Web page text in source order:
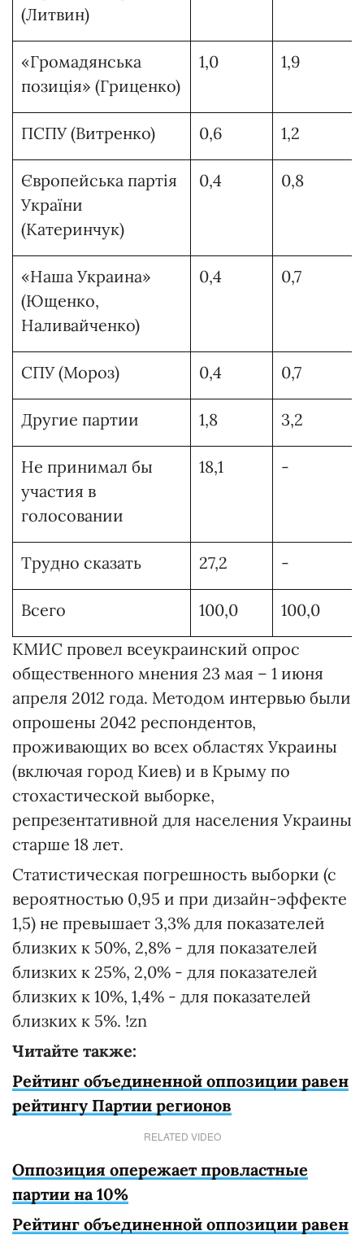
(Литвин)
«Громадянська
позицiя» (Гриценко)
1,0 1,9
ПСПУ (Витренко) 0,6 1,2
Європейська партiя
України
(Катеринчук)
0,4 0,8
«Наша Украина»
(Ющенко,
Наливайченко)
0,4 0,7
СПУ (Мороз) 0,4 0,7
Другие партии 1,8 3,2
Не принимал бы
участия в
голосовании
18,1 -
Трудно сказать 27,2 -
Всего 100,0
100,0
КМИС провел всеукраинский опрос
общественного мнения 23 мая – 1 июня
апреля 2012 года. Методом интервью были
опрошены 2042 респондентов,
проживающих во всех областях Украины
(включая город Киев) и в Крыму по
стохастической выборке,
репрезентативной для населения Украины
старше 18 лет.
Статистическая погрешность выборки (с
вероятностью 0,95 и при дизайн-эффекте
1,5) не превышает 3,3% для показателей
близких к 50%, 2,8% - для показателей
близких к 25%, 2,0% - для показателей
близких к 10%, 1,4% - для показателей
близких к 5%. !zn
Читайте также:
Рейтинг объединенной оппозиции равен
рейтингу Партии регионов
RELATED VIDEO
Оппозиция опережает провластные
партии на 10%
Рейтинг объединенной оппозиции равен